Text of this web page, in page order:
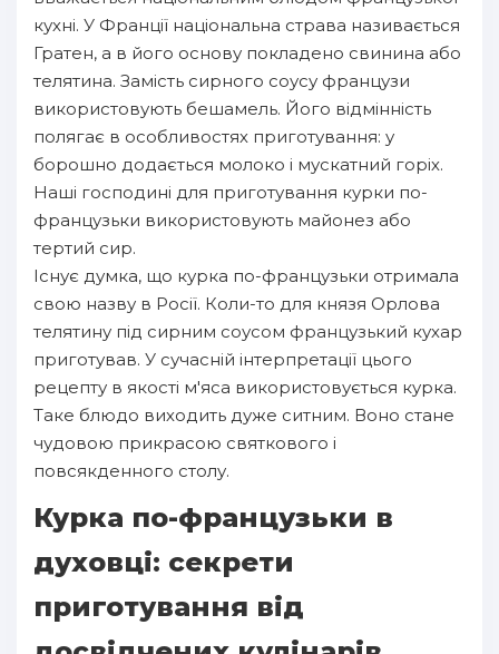
кухні. У Франції національна страва називається
Гратен, а в його основу покладено свинина або
телятина. Замість сирного соусу французи
використовують бешамель. Його відмінність
полягає в особливостях приготування: у
борошно додається молоко і мускатний горіх.
Наші господині для приготування курки по-
французьки використовують майонез або
тертий сир.
Існує думка, що курка по-французьки отримала
свою назву в Росії. Коли-то для князя Орлова
телятину під сирним соусом французький кухар
приготував. У сучасній інтерпретації цього
рецепту в якості м'яса використовується курка.
Таке блюдо виходить дуже ситним. Воно стане
чудовою прикрасою святкового і
повсякденного столу.
Курка по-французьки в
духовці: секрети
приготування від